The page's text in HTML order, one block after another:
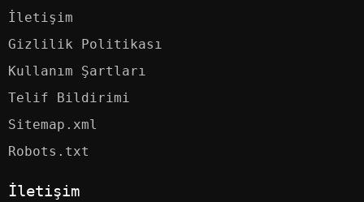
İletişim
Gizlilik Politikası
Kullanım Şartları
Telif Bildirimi
Sitemap.xml
Robots.txt
İletişim